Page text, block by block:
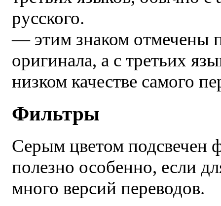
— этим знаком отмечены
оригинала, а с третьих
низком качестве самого
Фильтры
Серым цветом подсвечен
полезно особенно, если
много версий переводов.